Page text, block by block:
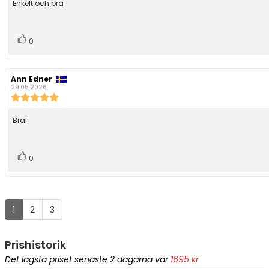
5
Recensionstext:
Enkelt och bra
Rösta
upp
0
Recensionsförfattare:
Ann Edner
29.05.2026
Recensionstext:
Bra!
Rösta
upp
0
1 2 3
Prishistorik
Det lägsta priset senaste 2 dagarna var 1695 kr